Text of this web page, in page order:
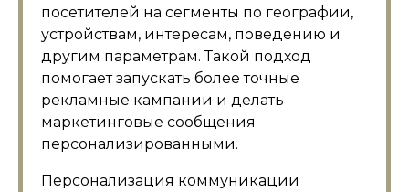
посетителей на сегменты по географии,
устройствам, интересам, поведению и
другим параметрам. Такой подход
помогает запускать более точные
рекламные кампании и делать
маркетинговые сообщения
персонализированными.
Персонализация коммуникации